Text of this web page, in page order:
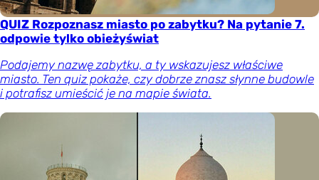
QUIZ Rozpoznasz miasto po zabytku? Na pytanie 7.
odpowie tylko obieżyświat
Podajemy nazwę zabytku, a ty wskazujesz właściwe
miasto. Ten quiz pokaże, czy dobrze znasz słynne budowle
i potrafisz umieścić je na mapie świata.